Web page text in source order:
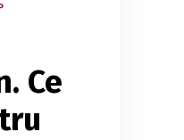
Ce